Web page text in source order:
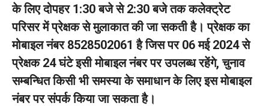
के लिए दोपहर 1:30 बजे से 2:30 बजे तक कलेक्ट्रेट
परिसर में प्रेक्षक से मुलाकात की जा सकती है। प्रेक्षक का
मोबाइल नंबर 8528502061 है जिस पर 06 मई 2024 से
प्रेक्षक 24 घंटे इसी मोबाइल नंबर पर उपलब्ध रहेंगे, चुनाव
सम्बन्धित किसी भी समस्या के समाधान के लिए इस मोबाइल
नंबर पर संपर्क किया जा सकता है।